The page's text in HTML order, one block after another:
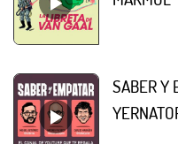
SABER Y